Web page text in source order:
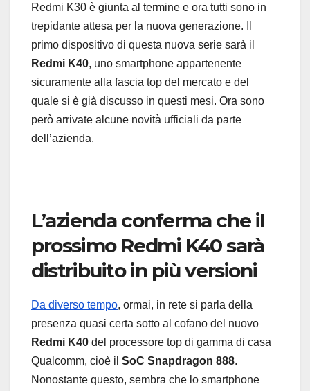
Redmi K30 è giunta al termine e ora tutti sono in
trepidante attesa per la nuova generazione. Il
primo dispositivo di questa nuova serie sarà il
Redmi K40, uno smartphone appartenente
sicuramente alla fascia top del mercato e del
quale si è già discusso in questi mesi. Ora sono
però arrivate alcune novità ufficiali da parte
dell’azienda.
L’azienda conferma che il
prossimo Redmi K40 sarà
distribuito in più versioni
Da diverso tempo, ormai, in rete si parla della
presenza quasi certa sotto al cofano del nuovo
Redmi K40 del processore top di gamma di casa
Qualcomm, cioè il SoC Snapdragon 888.
Nonostante questo, sembra che lo smartphone